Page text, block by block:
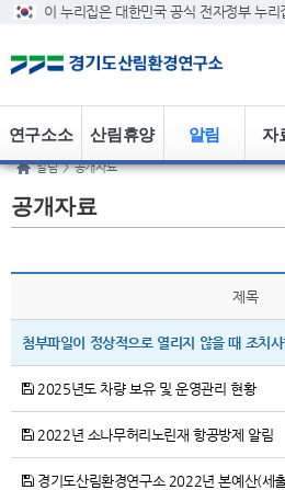
이 누리집은 대한민국 공식 전자정부 누리
자
알림
산림휴양
연구소소
알림 > 공개자료
공개자료
제목
첨부파일이 정상적으로 열리지 않을 때 조치
2025년도 차량 보유 및 운영관리 현황
2022년 소나무허리노린재 항공방제 알림
경기도산림환경연구소 2022년 본예산(세